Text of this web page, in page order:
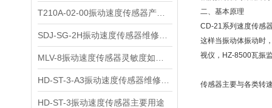
HD-ST-3振动速度传感器主要用途
二、基本原理
CD-21系列速度传感
这样当振动体振动时
视仪，HZ-8500瓦振
传感器主要与各类转